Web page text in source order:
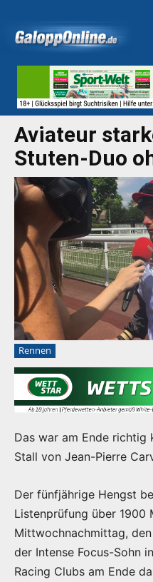
Aviateur
Stuten-Duo
Rennen
Das war am Ende richtig
Stall von Jean-Pierre
Der fünfjährige Hengst
Listenprüfung über 1900
Mittwochnachmittag,
der Intense Focus-Sohn
Racing Clubs am Ende